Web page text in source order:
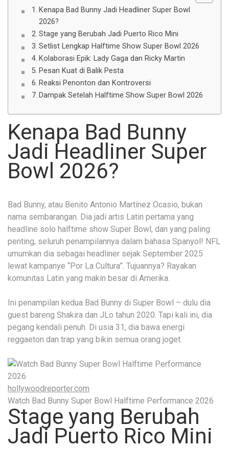
Kenapa Bad Bunny Jadi Headliner Super Bowl
2026?
Stage yang Berubah Jadi Puerto Rico Mini
Setlist Lengkap Halftime Show Super Bowl 2026
Kolaborasi Epik: Lady Gaga dan Ricky Martin
Pesan Kuat di Balik Pesta
Reaksi Penonton dan Kontroversi
Dampak Setelah Halftime Show Super Bowl 2026
Kenapa Bad Bunny
Jadi Headliner Super
Bowl 2026?
Bad Bunny, atau Benito Antonio Martínez Ocasio, bukan
nama sembarangan. Dia jadi artis Latin pertama yang
headline solo halftime show Super Bowl, dan yang paling
penting, seluruh penampilannya dalam bahasa Spanyol! NFL
umumkan dia sebagai headliner sejak September 2025
lewat kampanye “Por La Cultura”. Tujuannya? Rayakan
komunitas Latin yang makin besar di Amerika.
Ini penampilan kedua Bad Bunny di Super Bowl – dulu dia
guest bareng Shakira dan JLo tahun 2020. Tapi kali ini, dia
pegang kendali penuh. Di usia 31, dia bawa energi
reggaeton dan trap yang bikin semua orang joget.
hollywoodreporter.com
Watch Bad Bunny Super Bowl Halftime Performance 2026
Stage yang Berubah
Jadi Puerto Rico Mini